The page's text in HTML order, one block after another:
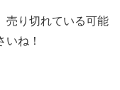
売り切れている可能
ね！